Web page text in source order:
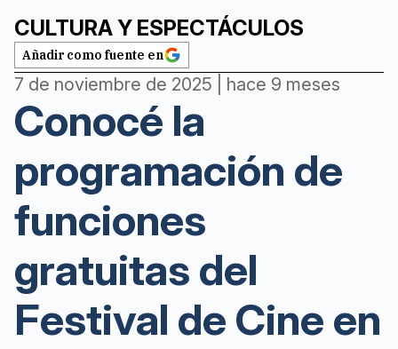
CULTURA Y ESPECTÁCULOS
Añadir como fuente en
7 de noviembre de 2025 | hace 9 meses
Conocé la
programación de
funciones
gratuitas del
Festival de Cine en